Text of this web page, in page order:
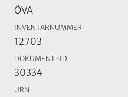
ÖVA
INVENTARNUMMER
12703
DOKUMENT-ID
30334
URN